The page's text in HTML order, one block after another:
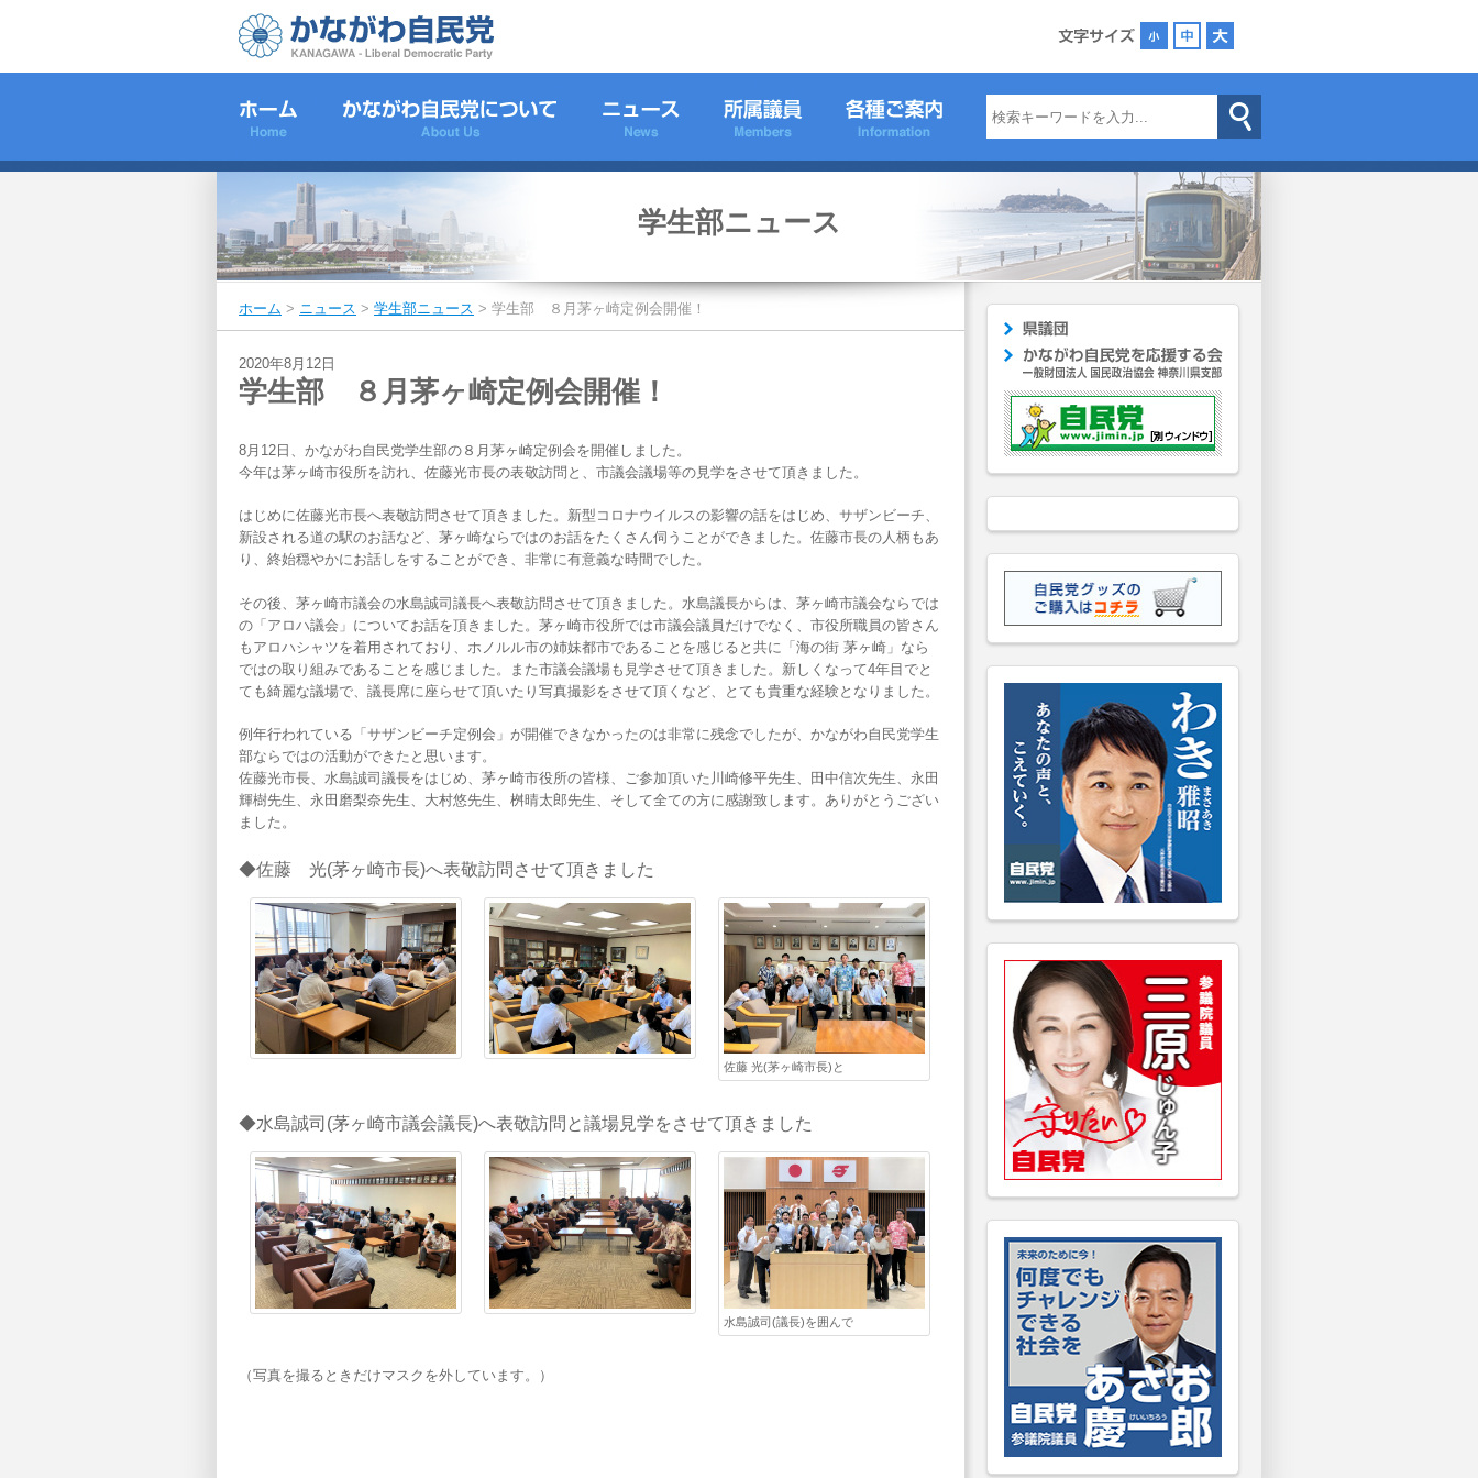
学生部ニュース
ホーム > ニュース > 学生部ニュース > 学生部 ８月茅ヶ崎定例会開催！
2020年8月12日
学生部 ８月茅ヶ崎定例会開催！
8月12日、かながわ自民党学生部の８月茅ヶ崎定例会を開催しました。
今年は茅ヶ崎市役所を訪れ、佐藤光市長の表敬訪問と、市議会議場等の見学をさせて頂きました。
はじめに佐藤光市長へ表敬訪問させて頂きました。新型コロナウイルスの影響の話をはじめ、サザンビーチ、
新設される道の駅のお話など、茅ヶ崎ならではのお話をたくさん伺うことができました。佐藤市長の人柄もあ
り、終始穏やかにお話しをすることができ、非常に有意義な時間でした。
その後、茅ヶ崎市議会の水島誠司議長へ表敬訪問させて頂きました。水島議長からは、茅ヶ崎市議会ならでは
の「アロハ議会」についてお話を頂きました。茅ヶ崎市役所では市議会議員だけでなく、市役所職員の皆さん
もアロハシャツを着用されており、ホノルル市の姉妹都市であることを感じると共に「海の街 茅ヶ崎」なら
ではの取り組みであることを感じました。また市議会議場も見学させて頂きました。新しくなって4年目でと
ても綺麗な議場で、議長席に座らせて頂いたり写真撮影をさせて頂くなど、とても貴重な経験となりました。
例年行われている「サザンビーチ定例会」が開催できなかったのは非常に残念でしたが、かながわ自民党学生
部ならではの活動ができたと思います。
佐藤光市長、水島誠司議長をはじめ、茅ヶ崎市役所の皆様、ご参加頂いた川崎修平先生、田中信次先生、永田
輝樹先生、永田磨梨奈先生、大村悠先生、桝晴太郎先生、そして全ての方に感謝致します。ありがとうござい
ました。
◆佐藤 光(茅ヶ崎市長)へ表敬訪問させて頂きました
佐藤 光(茅ヶ崎市長)と
◆水島誠司(茅ヶ崎市議会議長)へ表敬訪問と議場見学をさせて頂きました
水島誠司(議長)を囲んで
（写真を撮るときだけマスクを外しています。）